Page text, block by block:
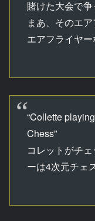
賭けた大会で争
まあ、そのエ
エアフライヤー
“Collette
Chess”
コレットがチ
ーは4次元チェ